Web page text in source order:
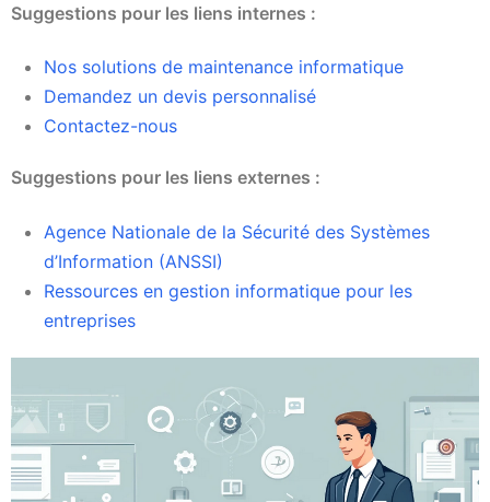
Suggestions pour les liens internes :
Nos solutions de maintenance informatique
Demandez un devis personnalisé
Contactez-nous
Suggestions pour les liens externes :
Agence Nationale de la Sécurité des Systèmes
d’Information (ANSSI)
Ressources en gestion informatique pour les
entreprises